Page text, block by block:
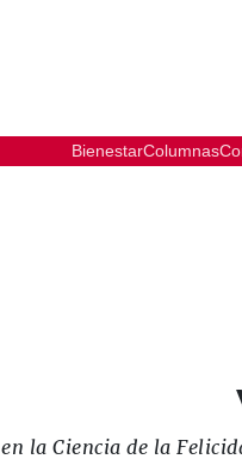
BienestarColumnas
la Ciencia de la